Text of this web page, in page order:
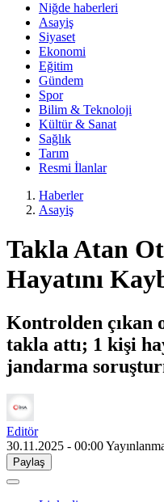
Niğde haberleri
Asayiş
Siyaset
Ekonomi
Eğitim
Gündem
Spor
Bilim & Teknoloji
Kültür & Sanat
Sağlık
Tarım
Resmi İlanlar
Haberler
Asayiş
Takla Atan
Hayatını
Kontrolden çıkan
takla attı; 1 kişi
jandarma
Editör
30.11.2025 - 00:00
Paylaş